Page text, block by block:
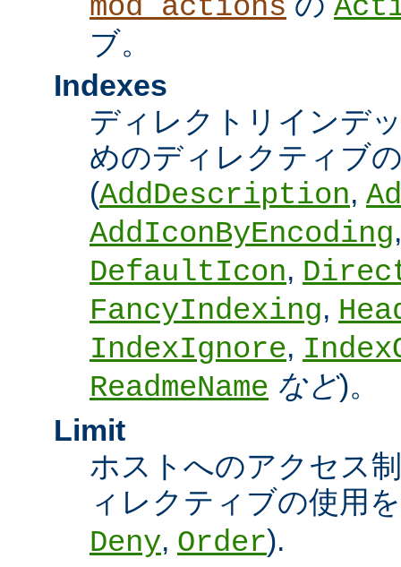
mod_actions
ブ。
Indexes
ディレクトリインデ
めのディレクティブ
(AddDescription,
AddIconByEncoding
DefaultIcon,
FancyIndexing,
IndexIgnore,
ReadmeName など)。
Limit
ホストへのアクセス
ィレクティブの使用
Deny, Order).